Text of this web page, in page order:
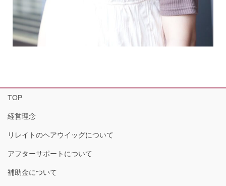
TOP
経営理念
リレイトのヘアウイッグについて
アフターサポートについて
補助金について